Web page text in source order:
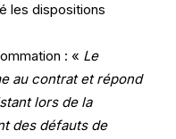
les dispositions
: « Le
au contrat et répond
lors de la
des défauts de